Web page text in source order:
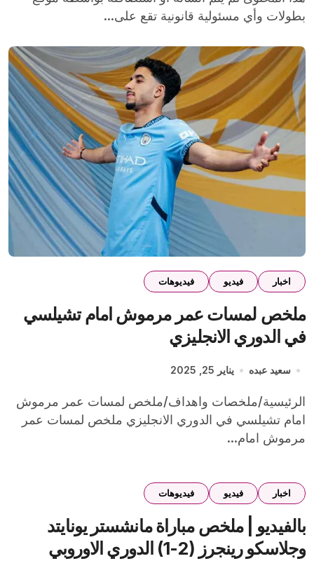
بطولات وأي مسئولية قانونية تقع على...
اخبار فيديو فيديوهات
ملخص لمسات عمر مرموش امام تشيلسي
في الدوري الانجليزي
سعيد عبده يناير 25, 2025
الرئيسية/ملخصات واهداف/ملخص لمسات عمر مرموش
امام تشيلسي في الدوري الانجليزي ملخص لمسات عمر
مرموش امام...
اخبار فيديو فيديوهات
بالفيديو | ملخص مباراة مانشستر يونايتد
وجلاسكو رينجرز (2-1) الدوري الاوروبي